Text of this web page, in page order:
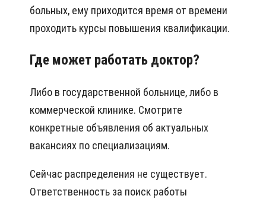
больных, ему приходится время от времени
проходить курсы повышения квалификации.
Где может работать доктор?
Либо в государственной больнице, либо в
коммерческой клинике. Смотрите
конкретные объявления об актуальных
вакансиях по специализациям.
Сейчас распределения не существует.
Ответственность за поиск работы